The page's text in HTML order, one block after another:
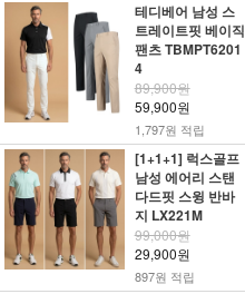
테디베어 남성 스
트레이트핏 베이직
팬츠 TBMPT6201
4
89,900원
59,900원
1,797원 적립
[1+1+1] 럭스골프
남성 에어리 스탠
다드핏 스윙 반바
지 LX221M
99,000원
29,900원
897원 적립